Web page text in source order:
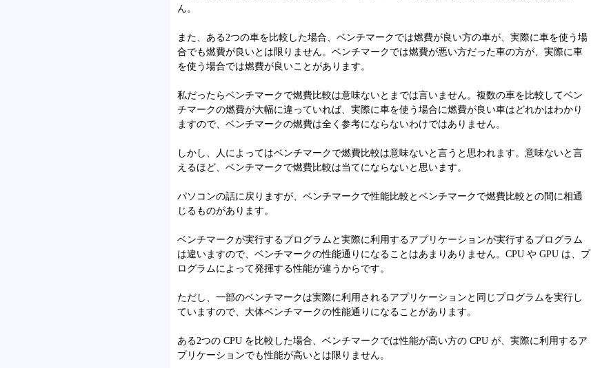
ん。
また、ある2つの車を比較した場合、ベンチマークでは燃費が良い方の車が、実際に車を使う場
合でも燃費が良いとは限りません。ベンチマークでは燃費が悪い方だった車の方が、実際に車
を使う場合では燃費が良いことがあります。
私だったらベンチマークで燃費比較は意味ないとまでは言いません。複数の車を比較してベン
チマークの燃費が大幅に違っていれば、実際に車を使う場合に燃費が良い車はどれかはわかり
ますので、ベンチマークの燃費は全く参考にならないわけではありません。
しかし、人によってはベンチマークで燃費比較は意味ないと言うと思われます。意味ないと言
えるほど、ベンチマークで燃費比較は当てにならないと思います。
パソコンの話に戻りますが、ベンチマークで性能比較とベンチマークで燃費比較との間に相通
じるものがあります。
ベンチマークが実行するプログラムと実際に利用するアプリケーションが実行するプログラム
は違いますので、ベンチマークの性能通りになることはあまりありません。CPU や GPU は、プ
ログラムによって発揮する性能が違うからです。
ただし、一部のベンチマークは実際に利用されるアプリケーションと同じプログラムを実行し
ていますので、大体ベンチマークの性能通りになることがあります。
ある2つの CPU を比較した場合、ベンチマークでは性能が高い方の CPU が、実際に利用するア
プリケーションでも性能が高いとは限りません。